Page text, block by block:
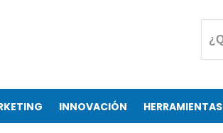
INNOVACIÓN HERRAMIENTAS